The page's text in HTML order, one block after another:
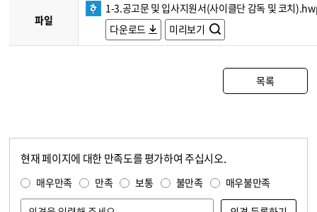
파일
1-3.공고문 및 입사지원서(사이클단 감독 및 코치
다운로드
미리보기
목록
현재 페이지에 대한 만족도를 평가하여 주십시오.
매우만족 만족 보통 불만족 매우불만족